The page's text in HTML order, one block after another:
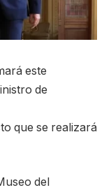
este
de
que se realizará
del